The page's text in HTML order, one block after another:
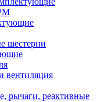
шестерни
вентиляция
рычаги, реактивные